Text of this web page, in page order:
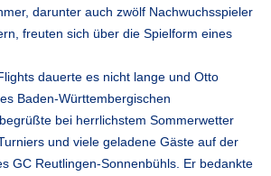
darunter auch zwölf Nachwuchsspieler
freuten sich über die Spielform eines
dauerte es nicht lange und Otto
Baden-Württembergischen
bei herrlichstem Sommerwetter
und viele geladene Gäste auf der
GC Reutlingen-Sonnenbühls. Er bedankte